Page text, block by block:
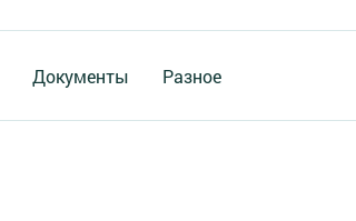
Документы Разное